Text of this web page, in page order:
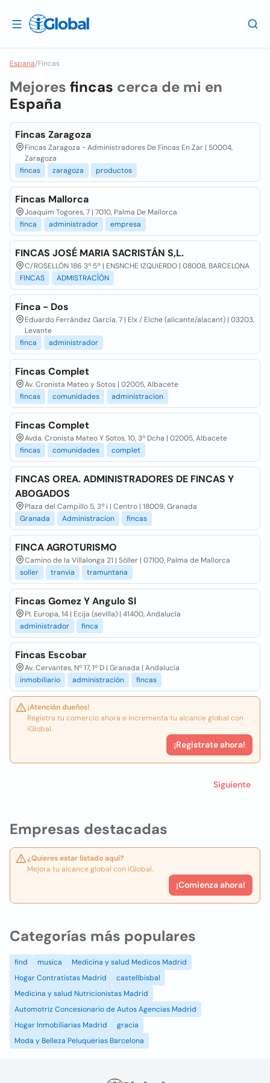
Espana/Fincas
Empresas destacadas
¿Quieres estar listado aquí?
Mejora tu alcance global con iGlobal.
¡Comienza ahora!
Mejores fincas cerca de mi en
España
Fincas Zaragoza
Fincas Zaragoza - Administradores De Fincas En Zar | 50004,
Zaragoza
fincas
zaragoza productos
Fincas Mallorca
Joaquim Togores, 7 | 7010, Palma De Mallorca
finca
administrador empresa
FINCAS JOSÉ MARIA SACRISTÁN S,L.
C/ROSELLÓN 186 3º 5ª | ENSNCHE IZQUIERDO | 08008, BARCELONA
FINCAS
ADMISTRACÍÓN
Finca - Dos
Eduardo Ferrández García, 7 | Elx / Elche (alicante/alacant) | 03203,
Levante
finca
administrador
Fincas Complet
Av. Cronista Mateo y Sotos | 02005, Albacete
fincas
comunidades administracion
Fincas Complet
Avda. Cronista Mateo Y Sotos, 10, 3º Dcha | 02005, Albacete
fincas
comunidades complet
FINCAS OREA. ADMINISTRADORES DE FINCAS Y
ABOGADOS
Plaza del Campillo 5, 3º i | Centro | 18009, Granada
Granada
Administracion fincas
FINCA AGROTURISMO
Camino de la Villalonga 21 | Sóller | 07100, Palma de Mallorca
soller
tranvia tramuntana
Fincas Gomez Y Angulo Sl
Pl. Europa, 14 | Ecija (sevilla) | 41400, Andalucía
administrador
finca
Fincas Escobar
Av. Cervantes, Nº 17, 1º D | Granada | Andalucía
inmobiliario
administración fincas
¡Atención dueños!
Registra tu comercio ahora e incrementa tu alcance global con
iGlobal.
¡Registrate ahora!
Siguiente
Categorías más populares
find musica
Medicina y salud Medicos Madrid
Hogar Contratistas Madrid
castellbisbal
Medicina y salud Nutricionistas Madrid
Automotriz Concesionario de Autos Agencias Madrid
Hogar Inmobiliarias Madrid
gracia
Moda y Belleza Peluquerias Barcelona